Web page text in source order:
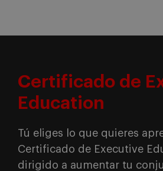
Certificado de
Education
Tú eliges lo que quieres
Certificado de Executive
dirigido a aumentar tu